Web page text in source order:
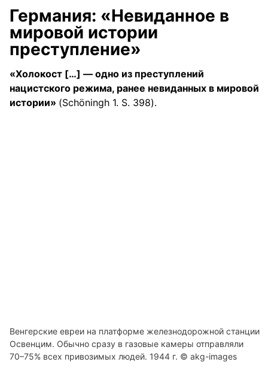
Германия: «Невиданное в
мировой истории
преступление»
«Холокост […] — одно из преступлений
нацистского режима, ранее невиданных в мировой
истории» (Schöningh 1. S. 398).
Венгерские евреи на платформе железнодорожной станции
Освенцим. Обычно сразу в газовые камеры отправляли
70–75% всех привозимых людей. 1944 г. © akg-images